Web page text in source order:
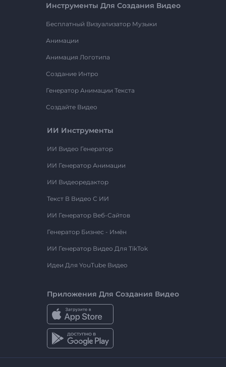
Инструменты Для Создания Видео
Бесплатный Визуализатор Музыки
Анимации
Анимация Логотипа
Создание Интро
Генератор Анимации Текста
Создайте Видео
ИИ Инструменты
ИИ Видео Генератор
ИИ Генератор Анимации
ИИ Видеоредактор
Текст В Видео С ИИ
ИИ Генератор Веб-Сайтов
Генератор Бизнес - Имён
ИИ Генератор Видео Для TikTok
Идеи Для YouTube Видео
Приложения Для Создания Видео